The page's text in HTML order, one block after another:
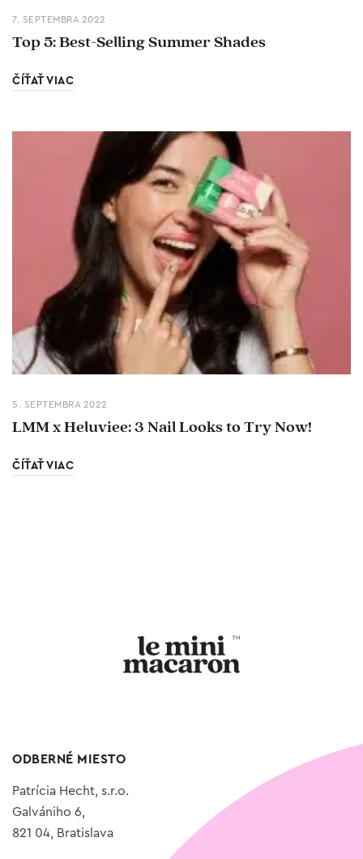
7. SEPTEMBRA 2022
Top 5: Best-Selling Summer Shades
ČÍŤAŤ VIAC
5. SEPTEMBRA 2022
LMM x Heluviee: 3 Nail Looks to Try Now!
ČÍŤAŤ VIAC
ODBERNÉ MIESTO
Patrícia Hecht, s.r.o.
Galvániho 6,
821 04, Bratislava